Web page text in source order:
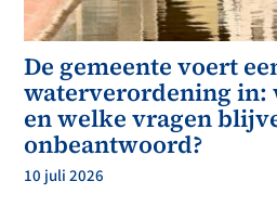
De gemeente voert
waterverordening
en welke vragen
onbeantwoord?
10 juli 2026